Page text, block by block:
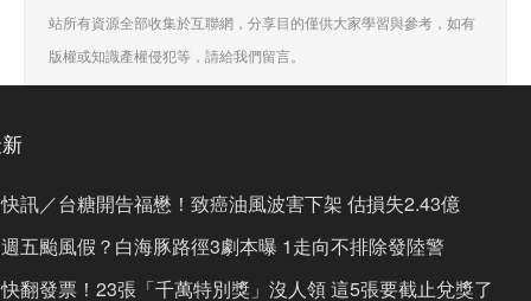
站所有資源全部收集於互聯網，分享目的僅供大家學習與參考，如有
版權或知識產權侵犯等，請給我們留言。
快訊／台糖開告福懋！致癌油風波害下架 估損失2.43億
週五颱風假？白海豚路徑3劇本曝 1走向不排除發陸警
快翻發票！23張「千萬特別獎」沒人領 這5張要截止兌獎了